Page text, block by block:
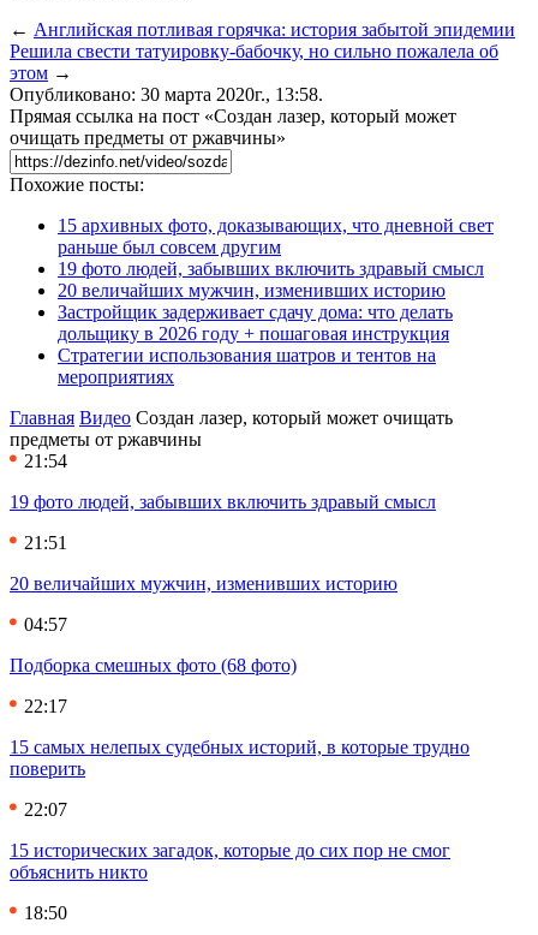
← Английская потливая горячка: история забытой эпидемии
Решила свести татуировку-бабочку, но сильно пожалела об
этом →
Опубликовано: 30 марта 2020г., 13:58.
Прямая ссылка на пост «Создан лазер, который может
очищать предметы от ржавчины»
Похожие посты:
15 архивных фото, доказывающих, что дневной свет
раньше был совсем другим
19 фото людей, забывших включить здравый смысл
20 величайших мужчин, изменивших историю
Застройщик задерживает сдачу дома: что делать
дольщику в 2026 году + пошаговая инструкция
Стратегии использования шатров и тентов на
мероприятиях
Главная Видео Создан лазер, который может очищать
предметы от ржавчины
21:54
19 фото людей, забывших включить здравый смысл
21:51
20 величайших мужчин, изменивших историю
04:57
Подборка смешных фото (68 фото)
22:17
15 самых нелепых судебных историй, в которые трудно
поверить
22:07
15 исторических загадок, которые до сих пор не смог
объяснить никто
18:50